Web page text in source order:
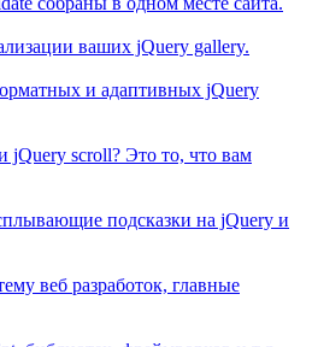
ваших jQuery gallery.
и адаптивных jQuery
scroll? Это то, что вам
подсказки на jQuery и
веб разработок, главные